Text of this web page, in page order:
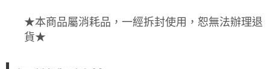
★本商品屬消耗品，一經拆封使用，恕無法辦理退
貨★